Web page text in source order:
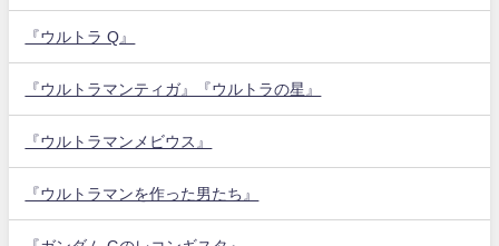
『ウルトラ Q』
『ウルトラマンティガ』『ウルトラの星』
『ウルトラマンメビウス』
『ウルトラマンを作った男たち』